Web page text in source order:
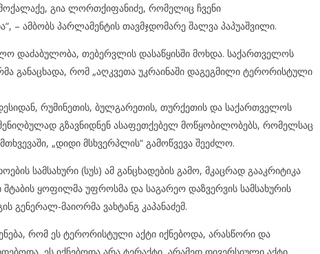
გია ლორთქიფანიძე, რომელიც ჩვენი
– ამბობს პარლამენტის თავმჯდომარე შალვა პაპუაშვილი.
დაძაბულობა, თებერვლის დასაწყისში მოხდა. საქართველოს
განაცხადა, რომ „აღკვეთა უკრაინაში დაგეგმილი ტერორისტული
რუმინეთის, ბულგარეთის, თურქეთის და საქართველოს
გზავნიდნენ ასაფეთქებელ მოწყობილობებს, რომელსაც
„დიდი მსხვერპლის“ გამოწვევა შეეძლო.
სამსახური (სუს) ამ განცხადების გამო, მკაცრად გააკრიტიკა
ყოფილმა უფროსმა და საგარეო დაზვერვის სამსახურის
გენერალ-მაიორმა ვახტანგ კაპანაძემ.
რომ ეს ტერორისტული აქტი იქნებოდა, არასწორი და
ეს იქნებოდა არა ტერაქტი, არამედ დივერსიული აქტი,